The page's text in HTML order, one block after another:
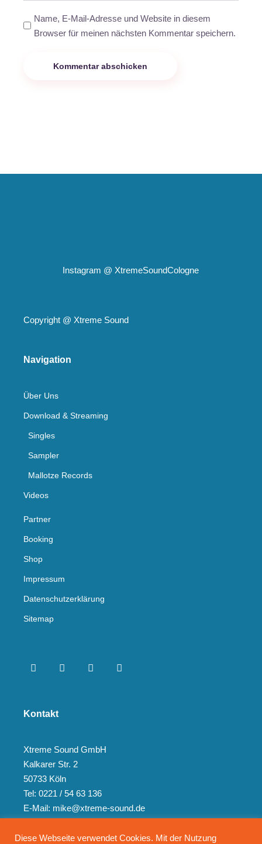
Name, E-Mail-Adresse und Website in diesem
Browser für meinen nächsten Kommentar speichern.
Kommentar abschicken
Instagram @ XtremeSoundCologne
Copyright @ Xtreme Sound
Navigation
Über Uns
Download & Streaming
Singles
Sampler
Mallotze Records
Videos
Partner
Booking
Shop
Impressum
Datenschutzerklärung
Sitemap
Kontakt
Xtreme Sound GmbH
Kalkarer Str. 2
50733 Köln
Tel: 0221 / 54 63 136
E-Mail: mike@xtreme-sound.de
Diese Webseite verwendet Cookies. Mit der Nutzung